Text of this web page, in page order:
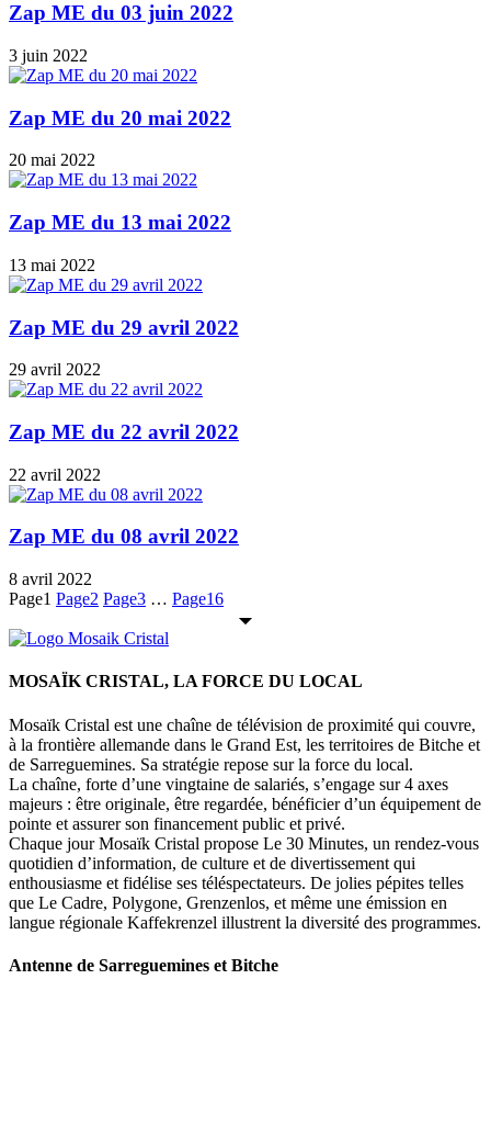
Zap ME du 03 juin 2022
3 juin 2022
Zap ME du 20 mai 2022
20 mai 2022
Zap ME du 13 mai 2022
13 mai 2022
Zap ME du 29 avril 2022
29 avril 2022
Zap ME du 22 avril 2022
22 avril 2022
Zap ME du 08 avril 2022
8 avril 2022
Page1 Page2 Page3 … Page16
MOSAÏK CRISTAL, LA FORCE DU LOCAL
Mosaïk Cristal est une chaîne de télévision de proximité qui couvre,
à la frontière allemande dans le Grand Est, les territoires de Bitche et
de Sarreguemines. Sa stratégie repose sur la force du local.
La chaîne, forte d’une vingtaine de salariés, s’engage sur 4 axes
majeurs : être originale, être regardée, bénéficier d’un équipement de
pointe et assurer son financement public et privé.
Chaque jour Mosaïk Cristal propose Le 30 Minutes, un rendez-vous
quotidien d’information, de culture et de divertissement qui
enthousiasme et fidélise ses téléspectateurs. De jolies pépites telles
que Le Cadre, Polygone, Grenzenlos, et même une émission en
langue régionale Kaffekrenzel illustrent la diversité des programmes.
Antenne de Sarreguemines et Bitche